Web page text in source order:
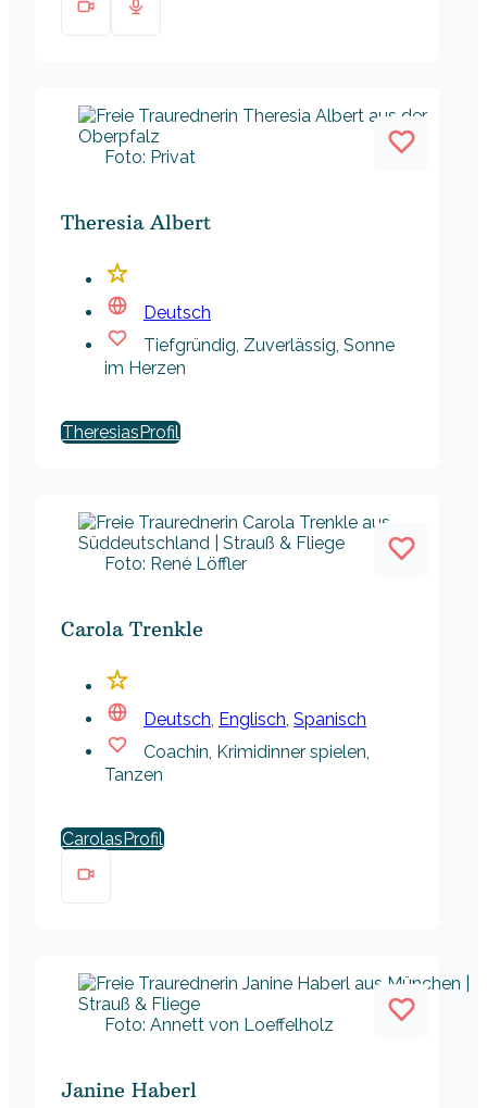
Foto: Privat
Theresia Albert
Deutsch
Tiefgründig, Zuverlässig, Sonne
im Herzen
Theresias
Foto: René Löffler
Carola Trenkle
Deutsch, Englisch, Spanisch
Coachin, Krimidinner spielen,
Tanzen
Carolas
Foto: Annett von Loeffelholz
Janine Haberl